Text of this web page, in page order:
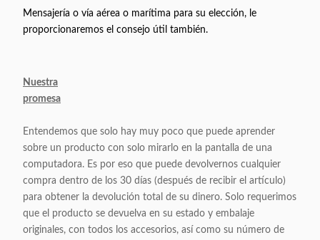
Mensajería o vía aérea o marítima para su elección, le
proporcionaremos el consejo útil también.
Nuestra
promesa
Entendemos que solo hay muy poco que puede aprender
sobre un producto con solo mirarlo en la pantalla de una
computadora. Es por eso que puede devolvernos cualquier
compra dentro de los 30 días (después de recibir el artículo)
para obtener la devolución total de su dinero. Solo requerimos
que el producto se devuelva en su estado y embalaje
originales, con todos los accesorios, así como su número de